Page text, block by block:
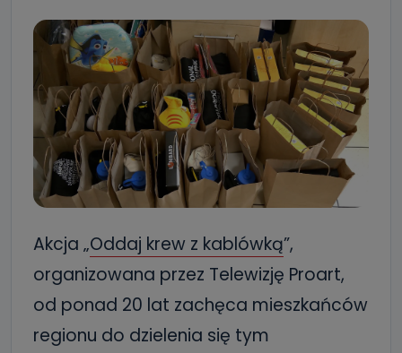
Akcja „Oddaj krew z kablówką”,
organizowana przez Telewizję Proart,
od ponad 20 lat zachęca mieszkańców
regionu do dzielenia się tym